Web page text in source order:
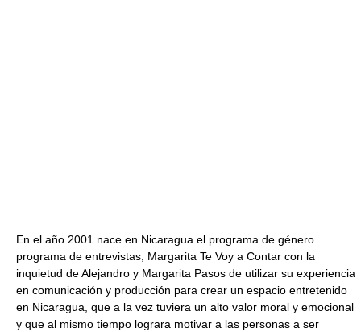
En el año 2001 nace en Nicaragua el programa de género
programa de entrevistas, Margarita Te Voy a Contar con la
inquietud de Alejandro y Margarita Pasos de utilizar su experiencia
en comunicación y producción para crear un espacio entretenido
en Nicaragua, que a la vez tuviera un alto valor moral y emocional
y que al mismo tiempo lograra motivar a las personas a ser